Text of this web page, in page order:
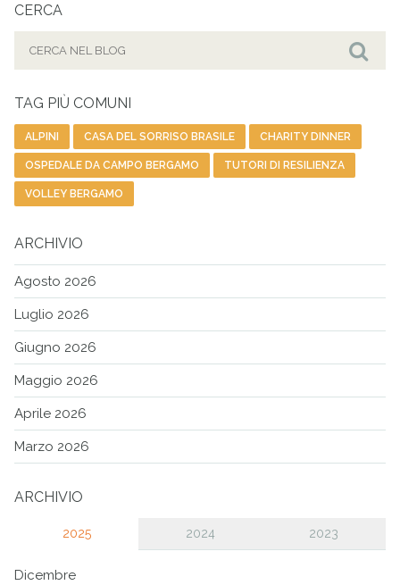
CERCA
TAG PIÙ COMUNI
ALPINI CASA DEL SORRISO BRASILE CHARITY DINNER
OSPEDALE DA CAMPO BERGAMO TUTORI DI RESILIENZA
VOLLEY BERGAMO
ARCHIVIO
Agosto 2026
Luglio 2026
Giugno 2026
Maggio 2026
Aprile 2026
Marzo 2026
ARCHIVIO
2025 2024 2023
Dicembre